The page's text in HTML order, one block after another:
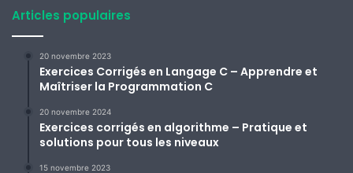
Articles populaires
20 novembre 2023
Exercices Corrigés en Langage C – Apprendre et
Maîtriser la Programmation C
20 novembre 2024
Exercices corrigés en algorithme – Pratique et
solutions pour tous les niveaux
15 novembre 2023